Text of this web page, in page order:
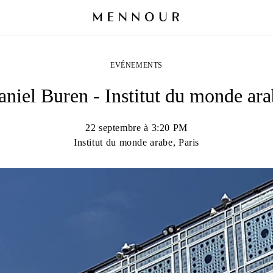
EVÉNEMENTS
Buren - Institut du monde
22 septembre à 3:20 PM
Institut du monde arabe, Paris